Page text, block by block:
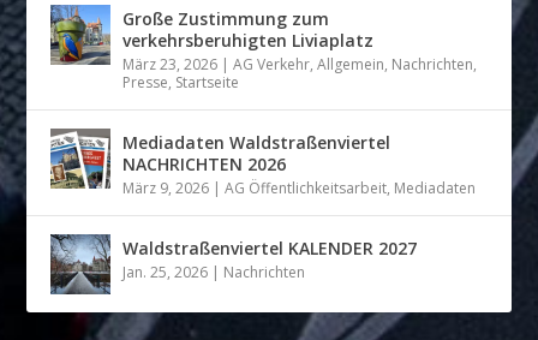
Große Zustimmung zum
verkehrsberuhigten Liviaplatz
März 23, 2026 |AG Verkehr,Allgemein, Nachrichten,
Presse, Startseite
Mediadaten Waldstraßenviertel
NACHRICHTEN 2026
März 9, 2026 |AG Öffentlichkeitsarbeit, Mediadaten
Waldstraßenviertel KALENDER 2027
Jan. 25, 2026 | Nachrichten